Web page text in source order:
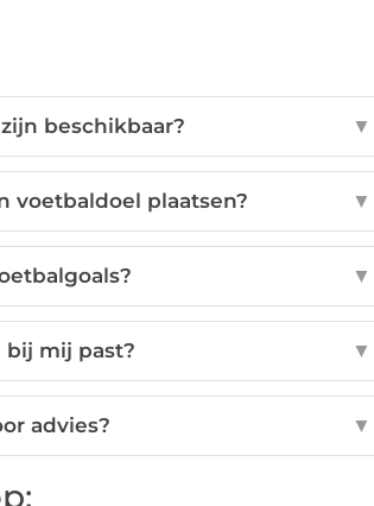
beschikbaar? ▼
voetbaldoel plaatsen? ▼
▼
bij mij past? ▼
advies? ▼